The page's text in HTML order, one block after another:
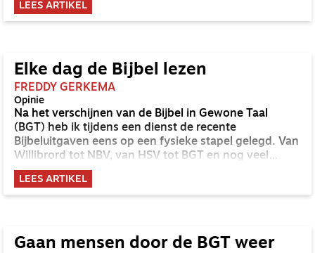
LEES ARTIKEL
Elke dag de Bijbel lezen
FREDDY GERKEMA
Opinie
Na het verschijnen van de Bijbel in Gewone Taal
(BGT) heb ik tijdens een dienst de recente
Bijbeluitgaven eens op een fysieke stapel gelegd. Van
Willibrord tot NBV, van HSV tot BGT en nog veel
meer… Je zou als gemeente bijna gaan blozen van
deze overvloed. En na de zondagse Schriftlezing heb
je nog zes werkdagen voor je. Wat een kansen om
praktijk met die dagelijkse lezing?
LEES ARTIKEL
Gaan mensen door de BGT weer